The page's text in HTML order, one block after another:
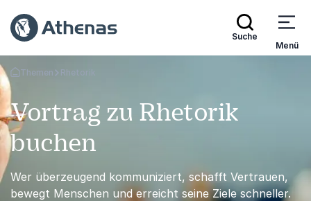
Suche
Menü
Zurück zur Startseite
Themen Rhetorik
Vortrag zu Rhetorik
buchen
Wer überzeugend kommuniziert, schafft Vertrauen,
bewegt Menschen und erreicht seine Ziele schneller.